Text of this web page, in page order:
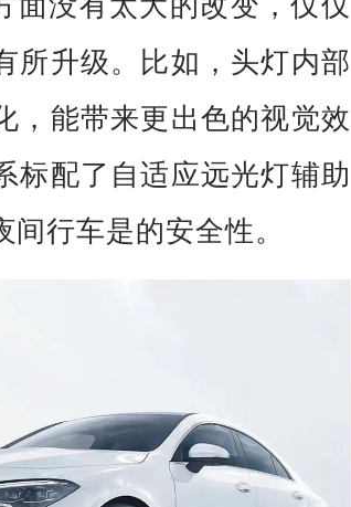
所升级。比如，头灯内部
，能带来更出色的视觉效
标配了自适应远光灯辅助
行车是的安全性。